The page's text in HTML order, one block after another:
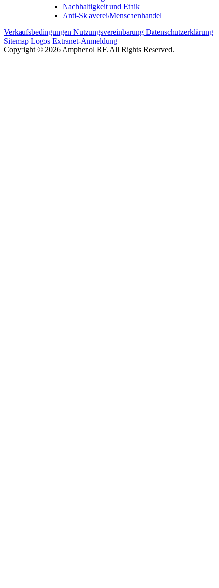
Nachhaltigkeit und Ethik
Anti-Sklaverei/Menschenhandel
Verkaufsbedingungen Nutzungsvereinbarung Datenschutzerklärung
Sitemap Logos Extranet-Anmeldung
Copyright © 2026 Amphenol RF. All Rights Reserved.